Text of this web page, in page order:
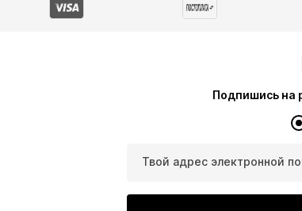
Подпишись на
Твой адрес электронной